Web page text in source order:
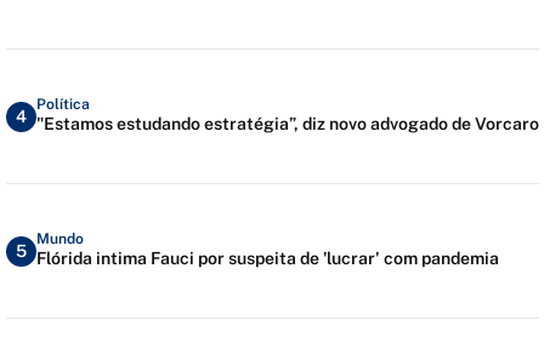
4
Política
"Estamos estudando estratégia”, diz novo advogado de Vorcaro
5
Mundo
Flórida intima Fauci por suspeita de 'lucrar' com pandemia